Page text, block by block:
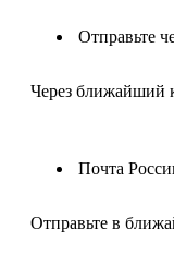
Отправьте
Через ближайший
Почта
Отправьте в